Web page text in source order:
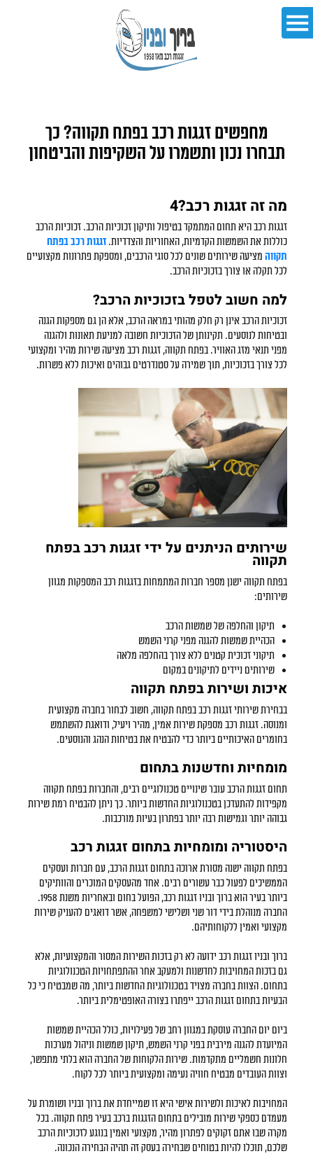
מחפשים זגגות רכב בפתח תקווה? כך
תבחרו נכון ותשמרו על השקיפות והביטחון
מה זה זגגות רכב?4
זגגות רכב היא תחום המתמקד בטיפול ותיקון זכוכיות הרכב. זכוכיות הרכב
כוללות את השמשות הקדמיות, האחוריות והצדדיות.זגגות רכב בפתח
תקווה מציעה שירותים שונים לכל סוגי הרכבים, ומספקת פתרונות מקצועיים
לכל תקלה או צורך בזכוכיות הרכב.
למה חשוב לטפל בזכוכיות הרכב?
זכוכיות הרכב אינן רק חלק מהותי במראה הרכב, אלא הן גם מספקות הגנה
ובטיחות לנוסעים. תקינותן של הזכוכיות חשובה למניעת תאונות ולהגנה
מפני תנאי מזג האוויר. בפתח תקווה,זגגות רכב מציעה שירות מהיר ומקצועי
לכל צורך בזכוכיות, תוך שמירה על סטנדרטים גבוהים ואיכות ללא פשרות.
שירותים הניתנים על ידי זגגות רכב בפתח
תקווה
בפתח תקווה ישנן מספר חברות המתמחות בזגגות רכב המספקות מגוון
שירותים:
תיקון והחלפה של שמשות הרכב
הכהיית שמשות להגנה מפני קרני השמש
תיקוני זכוכית קטנים ללא צורך בהחלפה מלאה
שירותים ניידים לתיקונים במקום
איכות ושירות בפתח תקווה
בבחירת שירותיזגגות רכב בפתח תקווה, חשוב לבחור בחברה מקצועית
ומנוסה.זגגות רכב מספקת שירות אמין, מהיר ויעיל, ודואגת להשתמש
בחומרים האיכותיים ביותר כדי להבטיח את בטיחות הנהג והנוסעים.
מומחיות וחדשנות בתחום
תחום זגגות הרכב עובר שינויים טכנולוגיים רבים, והחברות בפתח תקווה
מקפידות להתעדכן בטכנולוגיות החדשות ביותר. כך ניתן להבטיח רמת שירות
גבוהה יותר וגמישות רבה יותר בפתרון בעיות מורכבות.
היסטוריה ומומחיות בתחום זגגות רכב
בפתח תקווה ישנה מסורת ארוכה בתחום זגגות הרכב, עם חברות ועסקים
הממשיכים לפעול כבר עשורים רבים. אחד מהעסקים המוכרים והוותיקים
ביותר בעיר הוא ברוך ובניו זגגות רכב, הפועל בחום ובאחריות משנת 1958.
החברה מנוהלת בידי דור שני ושלישי למשפחה, אשר דואגים להעניק שירות
מקצועי ואמין ללקוחותיהם.
ברוך ובניו זגגות רכב ידועה לא רק בזכות השירות המסור והמקצועיות, אלא
גם בזכות המחויבות לחדשנות ולמעקב אחר ההתפתחויות הטכנולוגיות
בתחום. הצוות בחברה מצויד בטכנולוגיות החדשות ביותר, מה שמבטיח כי כל
הבעיות בתחום זגגות הרכב ייפתרו בצורה האופטימלית ביותר.
ביום יום החברה עוסקת במגוון רחב של פעילויות, כולל הכהיית שמשות
המיועדת להגנה מירבית בפני קרני השמש, תיקון שמשות וניהול מערכות
חלונות חשמליים מתקדמות. שירות הלקוחות של החברה הוא בלתי מתפשר,
וצוות העובדים מבטיח חוויה נעימה ומקצועית ביותר לכל לקוח.
המחויבות לאיכות ולשירות אישי היא זו שמייחדת את ברוך ובניו ושומרת על
מעמדם כספקי שירות מובילים בתחום הזגגות ברכב בעיר פתח תקווה. בכל
מקרה שבו אתם זקוקים לפתרון מהיר, מקצועי ואמין בנוגע לזכוכיות הרכב
שלכם, תוכלו להיות בטוחים שבחירה בעסק זה תהיה הבחירה הנכונה.